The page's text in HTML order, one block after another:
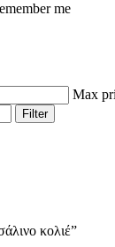
me
Max
Filter
κολιέ”